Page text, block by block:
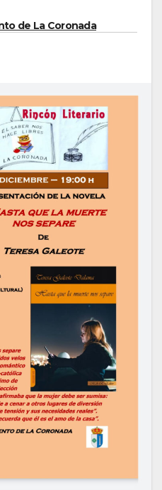
de La Coronada